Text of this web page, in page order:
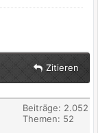
Zitieren
Beiträge: 2.052
Themen: 52